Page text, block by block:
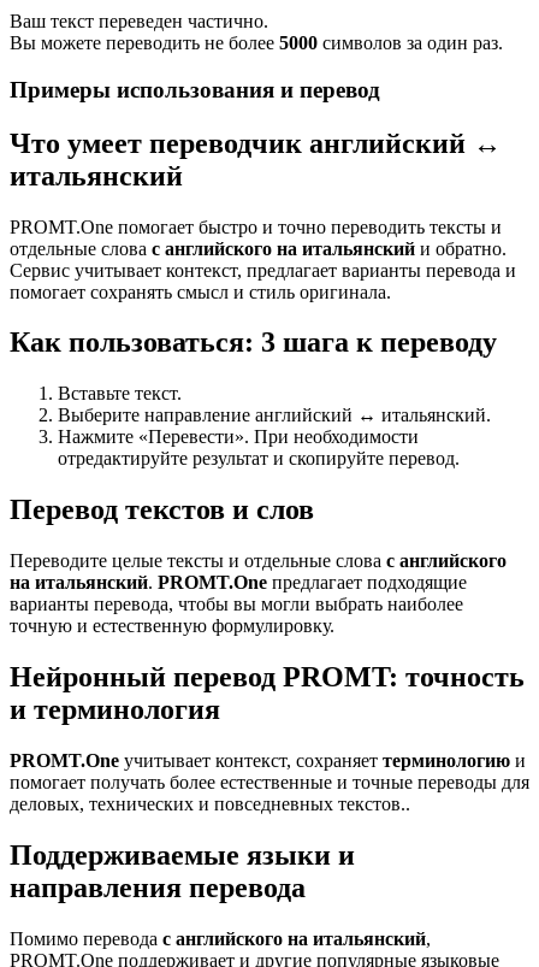
Ваш текст переведен частично.
Вы можете переводить не более 5000 символов за один раз.
Примеры использования и перевод
Что умеет переводчик английский ↔
итальянский
PROMT.One помогает быстро и точно переводить тексты и
отдельные слова с английского на итальянский и обратно.
Сервис учитывает контекст, предлагает варианты перевода и
помогает сохранять смысл и стиль оригинала.
Как пользоваться: 3 шага к переводу
Вставьте текст.
Выберите направление английский ↔ итальянский.
Нажмите «Перевести». При необходимости
отредактируйте результат и скопируйте перевод.
Перевод текстов и слов
Переводите целые тексты и отдельные слова с английского
на итальянский. PROMT.One предлагает подходящие
варианты перевода, чтобы вы могли выбрать наиболее
точную и естественную формулировку.
Нейронный перевод PROMT: точность
и терминология
PROMT.One учитывает контекст, сохраняет терминологию и
помогает получать более естественные и точные переводы для
деловых, технических и повседневных текстов..
Поддерживаемые языки и
направления перевода
Помимо перевода с английского на итальянский,
PROMT.One поддерживает и другие популярные языковые